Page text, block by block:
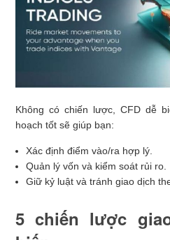
Không có chiến lược, CFD dễ
hoạch tốt sẽ giúp bạn:
Xác định điểm vào/ra hợp lý.
Quản lý vốn và kiểm soát rủi ro.
Giữ kỷ luật và tránh giao dịch
5 chiến lược